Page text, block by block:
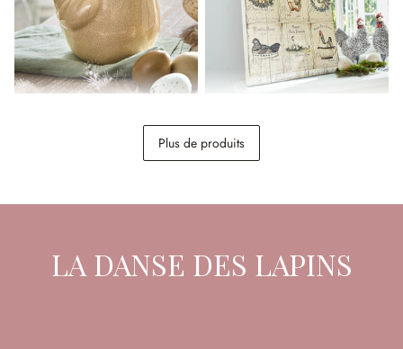
44,95 €
Plus de produits
LA DANSE DES LAPINS